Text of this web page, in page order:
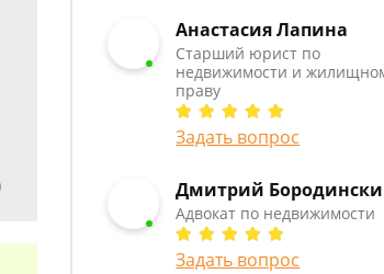
Анастасия Лапина
Старший юрист по
недвижимости и
праву
Задать вопрос
Дмитрий
Адвокат по недвижимости
Задать вопрос